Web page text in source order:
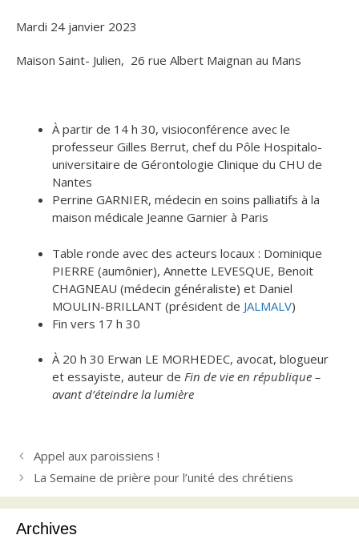
Mardi 24 janvier 2023
Maison Saint- Julien, 26 rue Albert Maignan au Mans
À partir de 14 h 30, visioconférence avec le
professeur Gilles Berrut, chef du Pôle Hospitalo-
universitaire de Gérontologie Clinique du CHU de
Nantes
Perrine GARNIER, médecin en soins palliatifs à la
maison médicale Jeanne Garnier à Paris
Table ronde avec des acteurs locaux : Dominique
PIERRE (aumônier), Annette LEVESQUE, Benoit
CHAGNEAU (médecin généraliste) et Daniel
MOULIN-BRILLANT (président de JALMALV)
Fin vers 17 h 30
À 20 h 30 Erwan LE MORHEDEC, avocat, blogueur
et essayiste, auteur de Fin de vie en république –
avant d’éteindre la lumière
Appel aux paroissiens !
La Semaine de prière pour l’unité des chrétiens
Archives